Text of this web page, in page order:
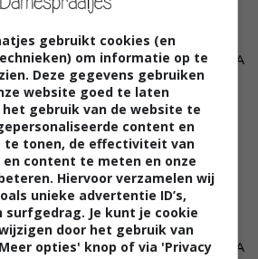
MARA
op een
SANDRA
gebruikt cookies (en
om informatie op te
Deze gegevens gebruiken
website goed te laten
gebruik van de website te
content en
te tonen, de effectiviteit van
content te meten en onze
Hiervoor verzamelen wij
unieke advertentie ID’s,
surfgedrag. Je kunt je cookie
door het gebruik van
opties' knop of via 'Privacy